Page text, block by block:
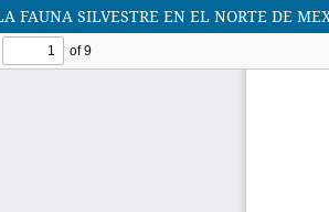
FAUNA SILVESTRE EN EL NORTE DE